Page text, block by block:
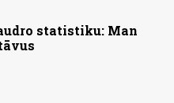
statistiku: Man